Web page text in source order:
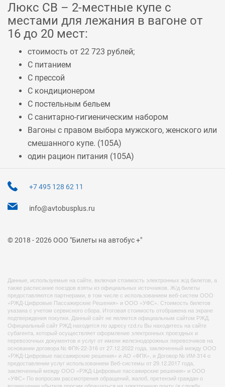
Люкс СВ – 2-местные купе с
местами для лежания в вагоне от
16 до 20 мест:
стоимость от 22 723 рублей;
С питанием
С прессой
С кондиционером
С постельным бельем
С санитарно-гигиеническим набором
Вагоны с правом выбора мужского, женского или
смешанного купе. (105А)
один рацион питания (105А)
+7 495 128 62 11
info@avtobusplus.ru
© 2018 - 2026 ООО "Билеты на автобус +"
Данные, используемые на сайте, включая стоимость электронных ж/д билетов, а
также расписание поездов взяты из официальных источников. Ж/д билеты
предоставляются партнерами, в том числе с использованием веб-систем ООО
«РЖД-Цифровые Пассажирские Решения» и ООО «УФС». Стоимость билетов
указана с учетом сервисного сбора. Итоговая стоимость отображена на экране
подтверждения покупки. Данный сайт не является официальным сайтом РЖД.
Официальный сайт РЖД находится по адресу rzd.ru Вы находитесь на сайте
субагента, который осуществляет оформление электронных проездных и
перевозочных документов и услуг от имени железнодорожных перевозчиков на
основании договора № ФПК-22-316 от 27.12.2022 года, заключенный между ООО
«РЖД-Цифровые пассажирские решения» и АО «ФПК», и Договор № ИМ-314 о
предоставлении услуг использованием Веб-системы от 29.12.2017 года,
заключенный между ООО «РЖД-Цифровые пассажирские решения» и ООО
«УФС» По вопросам рассмотрения обращений, жалоб, претензий граждан о